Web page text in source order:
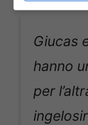
Giucas
hanno
per